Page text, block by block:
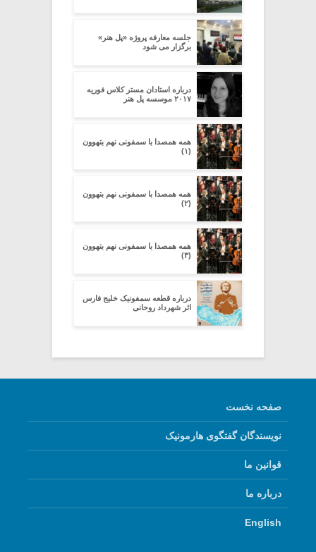
جلسه معارفه پروژه «پل هنر»
برگزار می شود
درباره استادان مستر کلاس فوریه
۲۰۱۷ موسسه پل هنر
همه همصدا با سمفونی نهم بتهوون
(۱)
همه همصدا با سمفونی نهم بتهوون
(۲)
همه همصدا با سمفونی نهم بتهوون
(۳)
درباره قطعه سمفونیک خلیج فارس
اثر شهرداد روحانی
صفحه نخست
نویسندگان گفتگوی هارمونیک
قوانین ما
درباره ما
English